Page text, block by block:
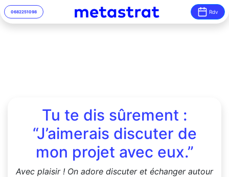
0682251098 Rdv
Tu te dis sûrement :
“J’aimerais discuter de
mon projet avec eux.”
Avec plaisir ! On adore discuter et échanger autour